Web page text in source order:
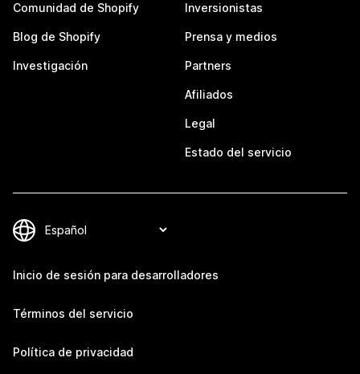
Comunidad de Shopify
Blog de Shopify
Investigación
Inversionistas
Prensa y medios
Partners
Afiliados
Legal
Estado del servicio
Inicio de sesión para desarrolladores
Términos del servicio
Política de privacidad